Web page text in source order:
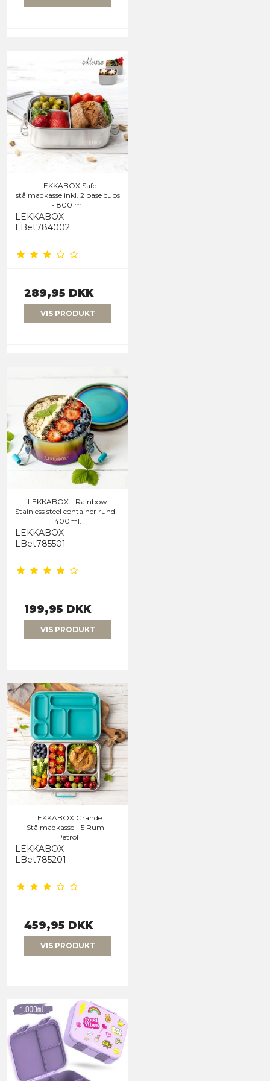
LEKKABOX Safe
stålmadkasse inkl. 2 base cups
- 800 ml
LEKKABOX
LBet784002
289,95 DKK
VIS PRODUKT
LEKKABOX - Rainbow
Stainless steel container rund -
400ml.
LEKKABOX
LBet785501
199,95 DKK
VIS PRODUKT
LEKKABOX Grande
Stålmadkasse - 5 Rum -
Petrol
LEKKABOX
LBet785201
459,95 DKK
VIS PRODUKT